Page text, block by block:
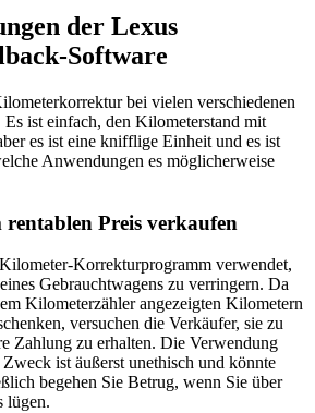
der Lexus
Software
bei vielen verschiedenen
ist einfach, den Kilometerstand mit
es ist eine knifflige Einheit und es ist
Anwendungen es möglicherweise
rentablen Preis verkaufen
Korrekturprogramm verwendet,
Gebrauchtwagens zu verringern. Da
Kilometerzähler angezeigten Kilometern
versuchen die Verkäufer, sie zu
Zahlung zu erhalten. Die Verwendung
Zweck ist äußerst unethisch und könnte
begehen Sie Betrug, wenn Sie über
lügen.